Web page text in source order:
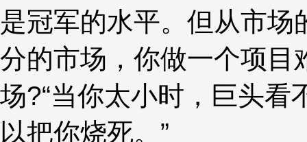
是冠军的水平。但从市
分的市场，你做一个项目
场?“当你太小时，巨头
以把你烧死。”